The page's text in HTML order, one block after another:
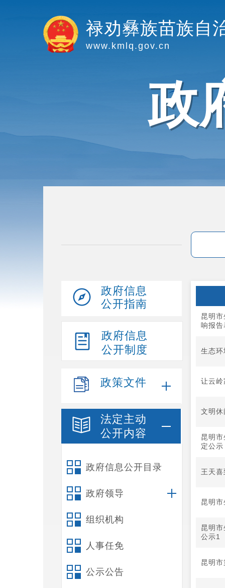
禄劝彝族苗族自
www.kmlq.gov.cn
政
政府信息
公开指南
政府信息
公开制度
政策文件
法定主动
公开内容
政府信息公开目录
政府领导
组织机构
人事任免
公示公告
昆明
响报
生态
让云
文明
昆明
定公示
王天
昆明
昆明
公示1
昆明